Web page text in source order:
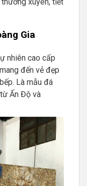
Gia
nhiên cao cấp
đến vẻ đẹp
Là mẫu đá
Ấn Độ và